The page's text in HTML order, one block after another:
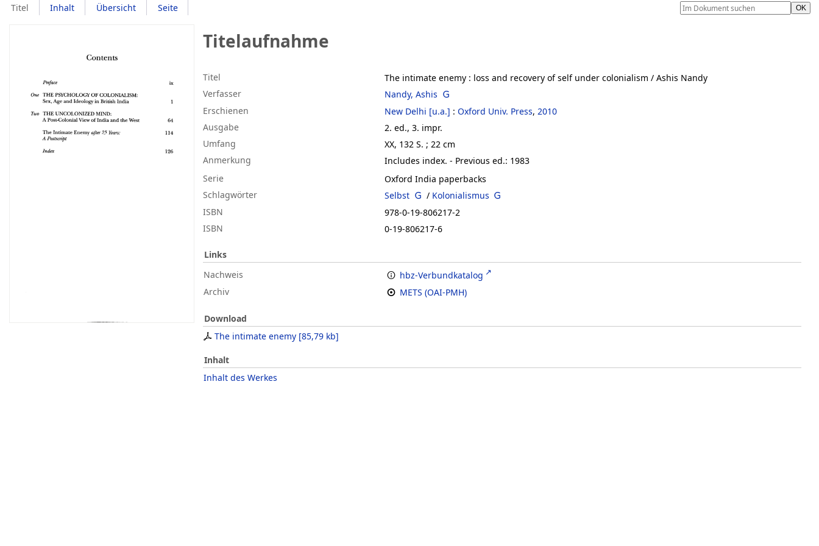
Titel Inhalt Übersicht Seite
Titelaufnahme
Titel The intimate enemy : loss and recovery of self under colonialism / Ashis Nandy
Verfasser
Nandy, Ashis
Erschienen
New Delhi [u.a.] : Oxford Univ. Press, 2010
Ausgabe
2. ed., 3. impr.
Umfang
XX, 132 S. ; 22 cm
Anmerkung
Includes index. - Previous ed.: 1983
Serie
Oxford India paperbacks
Schlagwörter
Selbst / Kolonialismus
ISBN
978-0-19-806217-2
ISBN
0-19-806217-6
Links
Nachweis
hbz-Verbundkatalog
Archiv
METS (OAI-PMH)
Download
The intimate enemy [85,79 kb]
Inhalt
Inhalt des Werkes